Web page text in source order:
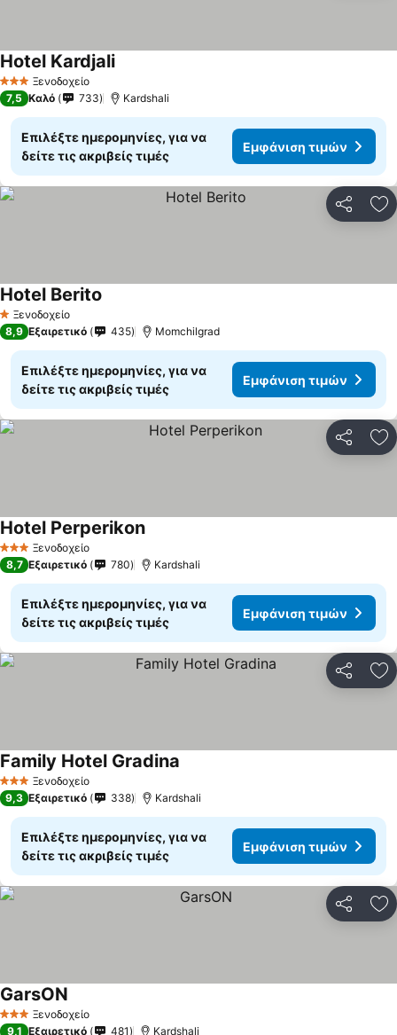
3 ΑστέριαΞενοδοχείο
Hotel Kardjali
7,5 Καλό 733 Kardshali
Επιλέξτε ημερομηνίες, για να
δείτε τις ακριβείς τιμές
Εμφάνιση τιμών
1 Αστέρια
Ξενοδοχείο
Hotel Berito
8,9 Εξαιρετικό 435 Momchilgrad
Επιλέξτε ημερομηνίες, για να
δείτε τις ακριβείς τιμές
Εμφάνιση τιμών
3 ΑστέριαΞενοδοχείο
Hotel Perperikon
8,7 Εξαιρετικό 780 Kardshali
Επιλέξτε ημερομηνίες, για να
δείτε τις ακριβείς τιμές
Εμφάνιση τιμών
3 ΑστέριαΞενοδοχείο
Family Hotel Gradina
9,3 Εξαιρετικό 338 Kardshali
Επιλέξτε ημερομηνίες, για να
δείτε τις ακριβείς τιμές
Εμφάνιση τιμών
3 ΑστέριαΞενοδοχείο
GarsON
9,1 Εξαιρετικό 481 Kardshali